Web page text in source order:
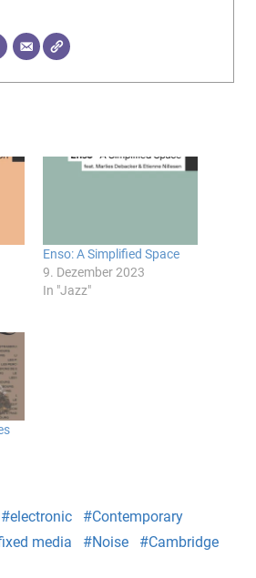
Enso: A Simplified Space
9. Dezember 2023
In "Jazz"
electronic
Contemporary
media Noise Cambridge